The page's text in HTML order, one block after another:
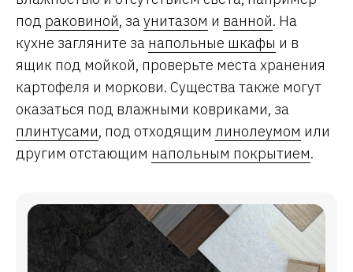
под раковиной, заунитазом и ванной. На
кухне загляните за напольные шкафы и в
ящик под мойкой, проверьте места хранения
картофеля и моркови. Существа также могут
оказаться под влажными ковриками, за
плинтусами, под отходящим линолеумом или
другим отстающим напольным покрытием.